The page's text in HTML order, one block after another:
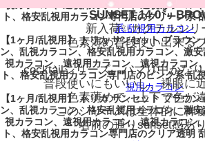
視カラコン、遠視用カラコン、遠視カラコン
ト、格安乱視用カラコン専門店のグリーン系
系 乱視用カラコン
【1ヶ月/乱視用】 トリカ サンセット ブラウ
ン、乱視カラコン、格安乱視用カラコン、激
視カラコン、遠視用カラコン、遠視カラコン
ト、格安乱視用カラコン専門店のピンク系 乱
視用カラコン
【1ヶ月/乱視用】 トリカ サンセット ブラウ
ン、乱視カラコン、格安乱視用カラコン、激
視カラコン、遠視用カラコン、遠視カラコン
ト、格安乱視用カラコン専門店のクリア透明
SUNSET 14.0㍉
新入荷✨カクテルシリ
色素薄め普段使い出来る
cocktailシリーズ、ハマり中かな
普段使いにもいいし、裸眼に
色素薄めで、上下で色が
このシリーズは全体的に神
名前の通りsunset感あ